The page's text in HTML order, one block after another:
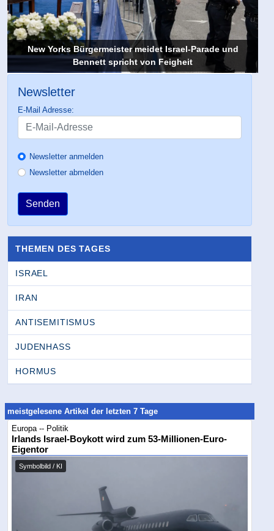
New Yorks Bürgermeister meidet Israel-Parade und
Bennett spricht von Feigheit
Newsletter
E-Mail Adresse:
Newsletter anmelden
Newsletter abmelden
Senden
THEMEN DES TAGES
ISRAEL
IRAN
ANTISEMITISMUS
JUDENHASS
HORMUS
meistgelesene Artikel der letzten 7 Tage
Europa -- Politik
Irlands Israel-Boykott wird zum 53-Millionen-Euro-
Eigentor
Symbolbild / KI